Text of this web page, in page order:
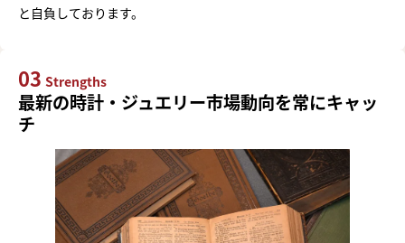
と自負しております。
03 Strengths
最新の時計・ジュエリー市場動向を常にキャッ
チ